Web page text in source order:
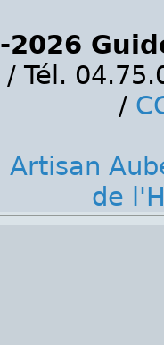
Tél.
/
Artisan
de